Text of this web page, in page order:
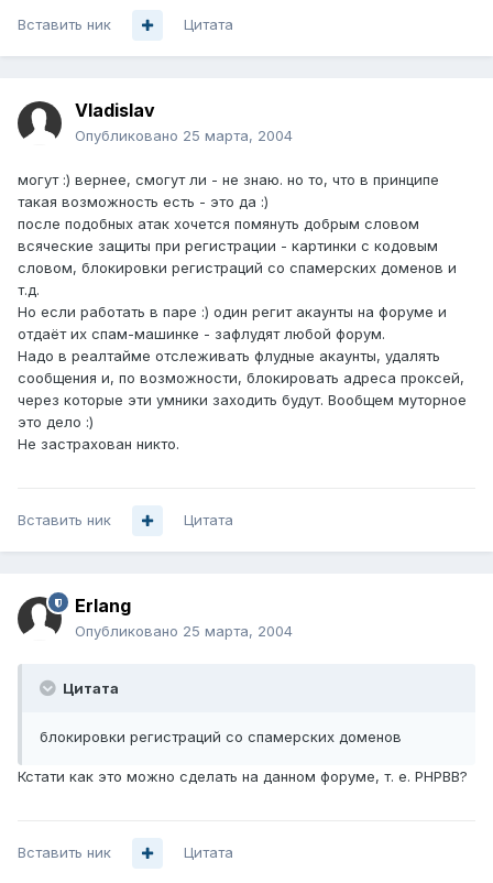
Вставить ник Цитата
Vladislav
Опубликовано 25 марта, 2004
могут :) вернее, смогут ли - не знаю. но то, что в принципе
такая возможность есть - это да :)
после подобных атак хочется помянуть добрым словом
всяческие защиты при регистрации - картинки с кодовым
словом, блокировки регистраций со спамерских доменов и
т.д.
Но если работать в паре :) один регит акаунты на форуме и
отдаёт их спам-машинке - зафлудят любой форум.
Надо в реалтайме отслеживать флудные акаунты, удалять
сообщения и, по возможности, блокировать адреса проксей,
через которые эти умники заходить будут. Вообщем муторное
это дело :)
Не застрахован никто.
Вставить ник Цитата
Erlang
Опубликовано 25 марта, 2004
Цитата
блокировки регистраций со спамерских доменов
Кстати как это можно сделать на данном форуме, т. е. PHPBB?
Вставить ник Цитата